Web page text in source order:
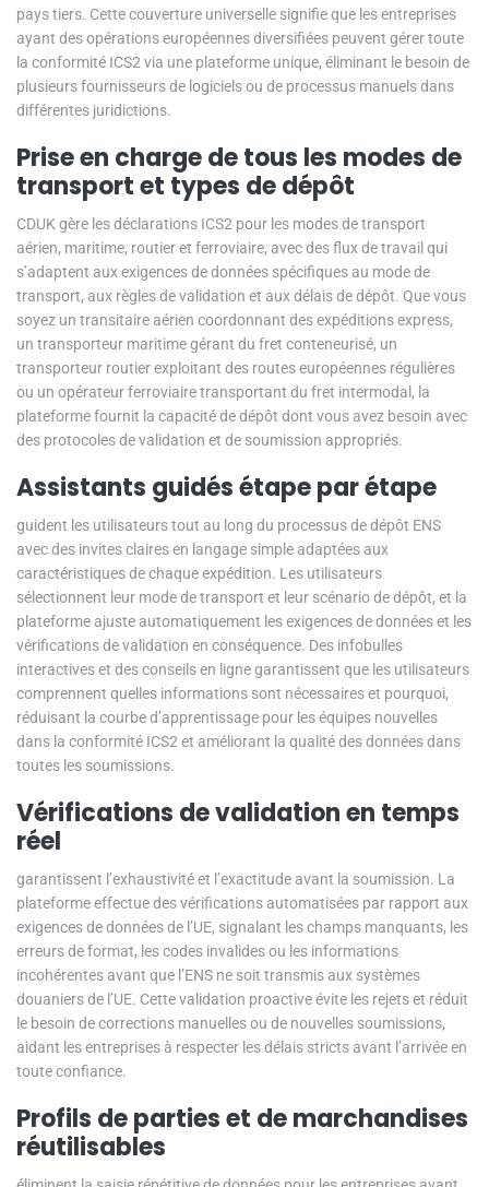
pays tiers. Cette couverture universelle signifie que les entreprises
ayant des opérations européennes diversifiées peuvent gérer toute
la conformité ICS2 via une plateforme unique, éliminant le besoin de
plusieurs fournisseurs de logiciels ou de processus manuels dans
différentes juridictions.
Prise en charge de tous les modes de
transport et types de dépôt
CDUK gère les déclarations ICS2 pour les modes de transport
aérien, maritime, routier et ferroviaire, avec des flux de travail qui
s’adaptent aux exigences de données spécifiques au mode de
transport, aux règles de validation et aux délais de dépôt. Que vous
soyez un transitaire aérien coordonnant des expéditions express,
un transporteur maritime gérant du fret conteneurisé, un
transporteur routier exploitant des routes européennes régulières
ou un opérateur ferroviaire transportant du fret intermodal, la
plateforme fournit la capacité de dépôt dont vous avez besoin avec
des protocoles de validation et de soumission appropriés.
Assistants guidés étape par étape
guident les utilisateurs tout au long du processus de dépôt ENS
avec des invites claires en langage simple adaptées aux
caractéristiques de chaque expédition. Les utilisateurs
sélectionnent leur mode de transport et leur scénario de dépôt, et la
plateforme ajuste automatiquement les exigences de données et les
vérifications de validation en conséquence. Des infobulles
interactives et des conseils en ligne garantissent que les utilisateurs
comprennent quelles informations sont nécessaires et pourquoi,
réduisant la courbe d’apprentissage pour les équipes nouvelles
dans la conformité ICS2 et améliorant la qualité des données dans
toutes les soumissions.
Vérifications de validation en temps
réel
garantissent l’exhaustivité et l’exactitude avant la soumission. La
plateforme effectue des vérifications automatisées par rapport aux
exigences de données de l’UE, signalant les champs manquants, les
erreurs de format, les codes invalides ou les informations
incohérentes avant que l’ENS ne soit transmis aux systèmes
douaniers de l’UE. Cette validation proactive évite les rejets et réduit
le besoin de corrections manuelles ou de nouvelles soumissions,
aidant les entreprises à respecter les délais stricts avant l’arrivée en
toute confiance.
Profils de parties et de marchandises
réutilisables